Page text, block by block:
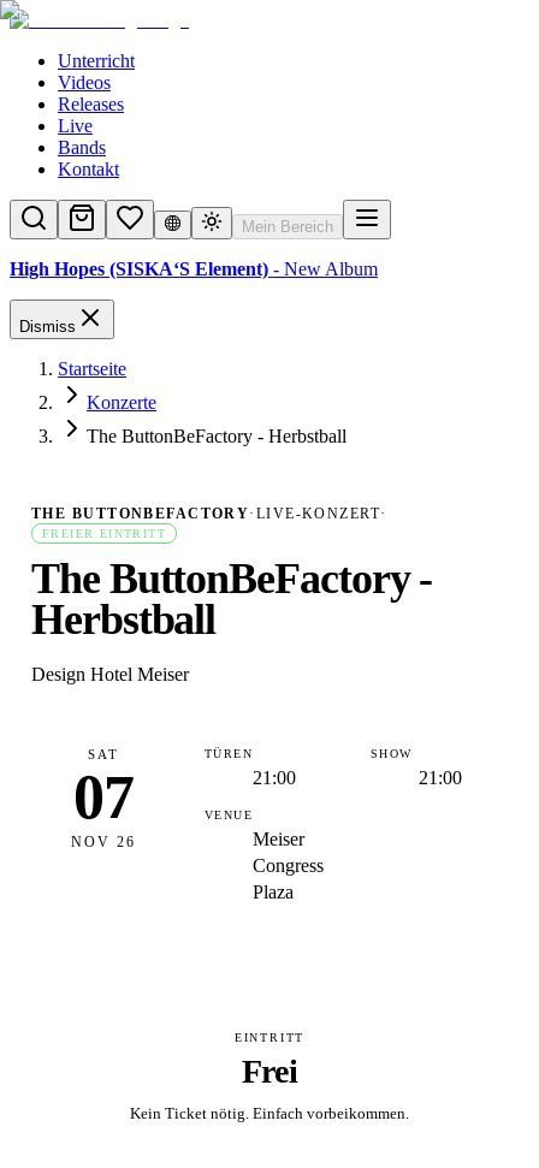
Unterricht
Videos
Releases
Live
Bands
Kontakt
Mein Bereich
High Hopes (SISKA‘S Element) - New Album
Dismiss
Startseite
Konzerte
The ButtonBeFactory - Herbstball
THE BUTTONBEFACTORY· LIVE-KONZERT·
FREIER EINTRITT
The ButtonBeFactory -
Herbstball
Design Hotel Meiser
SAT
07
NOV 26
TÜREN
21:00
SHOW
21:00
VENUE
Meiser
Congress
Plaza
EINTRITT
Frei
Kein Ticket nötig. Einfach vorbeikommen.